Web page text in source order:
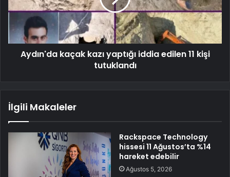
Aydın'da kaçak kazı yaptığı iddia edilen 11 kişi
tutuklandı
İlgili Makaleler
Rackspace Technology
hissesi 11 Ağustos’ta %14
hareket edebilir
Ağustos 5, 2026